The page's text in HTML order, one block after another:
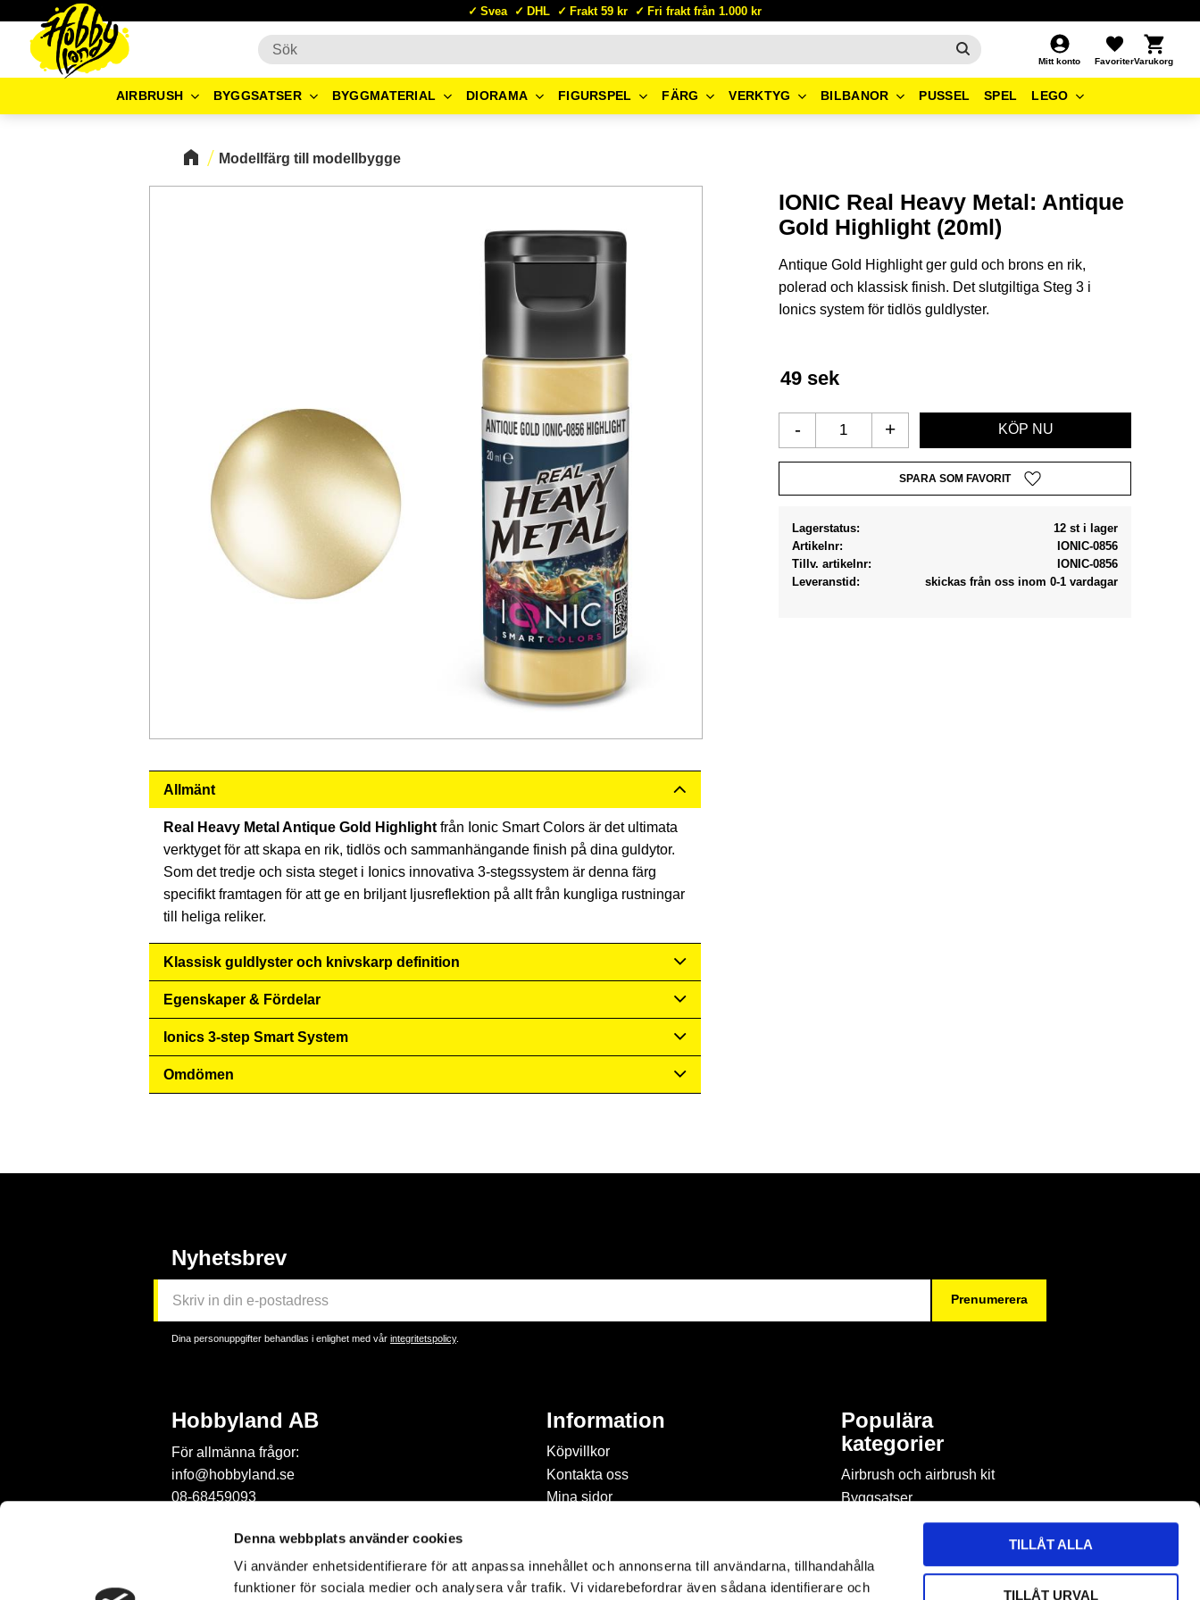
Denna webbplats använder cookies
Vi använder enhetsidentifierare för att anpassa innehållet och annonserna till användarna, tillhandahålla
funktioner för sociala medier och analysera vår trafik. Vi vidarebefordrar även sådana identifierare och
TILLÅT ALLA
TILLÅT URVAL
Svea DHL Frakt 59 kr Fri frakt från 1.000 kr
Mitt konto
Favoriter
Kundvagn
AIRBRUSH BYGGSATSER BYGGMATERIAL DIORAMA FIGURSPEL FÄRG VERKTYG BILBANOR PUSSEL SPEL LEGO
Modellfärg till modellbygge
IONIC Real Heavy Metal: Antique
Gold Highlight (20ml)
Antique Gold Highlight ger guld och brons en rik,
polerad och klassisk finish. Det slutgiltiga Steg 3 i
Ionics system för tidlös guldlyster.
49 sek
+
-
Lägg till i favoriter
Lagerstatus
12 st i lager
Artikelnr
IONIC-0856
Tillv. artikelnr
IONIC-0856
Leveranstid
skickas från oss inom 0-1 vardagar
Allmänt
Real Heavy Metal Antique Gold Highlight från Ionic Smart Colors är det ultimata
verktyget för att skapa en rik, tidlös och sammanhängande finish på dina guldytor.
Som det tredje och sista steget i Ionics innovativa 3-stegssystem är denna färg
specifikt framtagen för att ge en briljant ljusreflektion på allt från kungliga rustningar
till heliga reliker.
Klassisk guldlyster och knivskarp definition
Egenskaper & Fördelar
Ionics 3-step Smart System
Omdömen
Nyhetsbrev
Prenumerera
Dina personuppgifter behandlas i enlighet med vår integritetspolicy.
Hobbyland AB
För allmänna frågor:
info@hobbyland.se
08-68459093
order@hobbyland.se
08-68459093
Information
Köpvillkor
Kontakta oss
Mina sidor
cookies
Inspiration & Passion
Populära
kategorier
Airbrush och airbrush kit
Byggsatser
Böcker & tidningar om
Byggmaterial
Figurspel